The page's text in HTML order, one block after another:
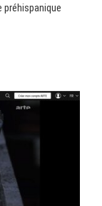
préhispanique